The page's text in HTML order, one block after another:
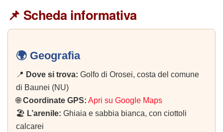
📌 Scheda informativa
🌍 Geografia
📍 Dove si trova: Golfo di Orosei, costa del comune
di Baunei (NU)
🌐Coordinate GPS: Apri su Google Maps
🏖️ L’arenile: Ghiaia e sabbia bianca, con ciottoli
calcarei